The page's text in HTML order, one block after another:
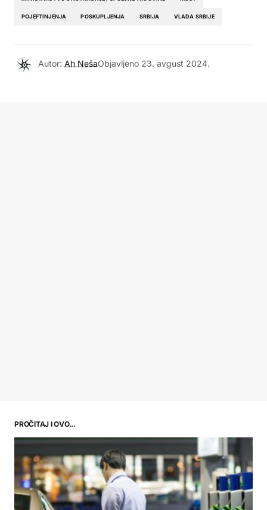
POJEFTINJENJA POSKUPLJENJA SRBIJA VLADA SRBIJE
Autor: Ah NešaObjavljeno 23. avgust 2024.
PROČITAJ I OVO...